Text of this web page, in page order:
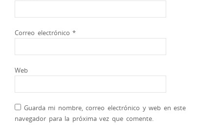
Correo electrónico*
Web
Guarda mi nombre, correo electrónico y web en este
navegador para la próxima vez que comente.